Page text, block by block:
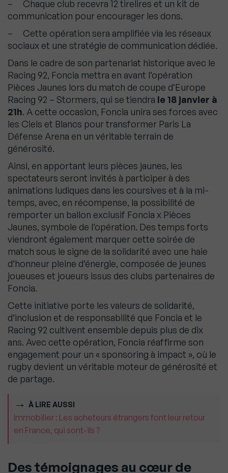
– Chaque club recevra 12 tirelires et un kit de
communication pour encourager les dons.
– Cette opération sera amplifiée via les réseaux
sociaux et une stratégie de communication dédiée.
Dans le cadre de son partenariat historique avec le
Racing 92, Foncia mettra en avant l’opération
Pièces Jaunes lors du match de coupe d’Europe
Racing 92 – Stormers, qui se tiendra le 18 janvier à
21h. A cette occasion, Foncia unira ses forces avec
les Ciels et Blancs pour transformer Paris La
Défense Arena en un véritable terrain de
générosité.
Ainsi, en apportant leurs pièces jaunes, les
spectateurs seront invités à participer à des
animations ludiques dans les coursives et à la mi-
temps, avec, en récompense, la possibilité de
remporter un ballon exclusif Foncia x Pièces
Jaunes, symbole de l’opération. Des temps forts
viendront également marquer cette soirée de
match sous le signe de la solidarité avec une haie
d’honneur pleine d’énergie, composée de jeunes
joueuses et joueurs issus des clubs partenaires de
Foncia.
Cette initiative porte les valeurs de solidarité,
d’inclusion et de responsabilité que Foncia et le
Racing 92 cultivent ensemble depuis plus de dix
ans. Avec cette opération, Foncia réaffirme son
engagement pour un « sponsoring à impact », où le
rugby devient un véritable moteur de générosité et
de partage.
À LIRE AUSSI
Immobilier : Les acheteurs étrangers font leur retour
en France, qui sont-ils ?
Des témoignages au cœur de